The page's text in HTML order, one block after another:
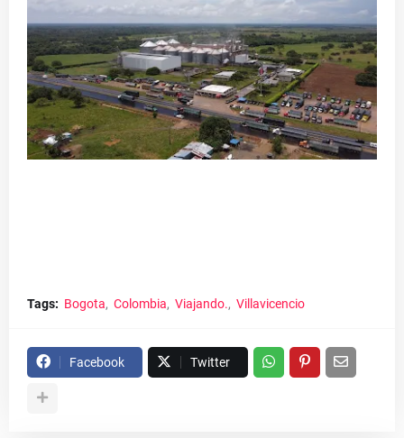
Tags: Bogota Colombia Viajando. Villavicencio
Facebook Twitter